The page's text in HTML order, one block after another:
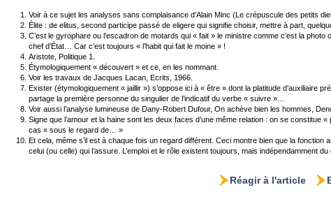
Voir à ce sujet les analyses sans complaisance d’Alain Minc (Le crépuscule des petits
Élite : de elitus, second participe passé de eligere qui signifie choisir, mettre à part,
C’est le gyrophare ou l’escadron de motards qui « fait » le ministre comme c’est la
chef d’État… Car c’est toujours « l’habit qui fait le moine » !
Aristote, Politique 1.
Étymologiquement « découvert » et ce, en les nommant.
Voir les travaux de Jacques Lacan, Ecrits, 1966.
Exister (étymologiquement « jaillir ») s’oppose ici à « être » dont la platitude d’auxiliaire
partage la première personne du singulier de l’indicatif du verbe « suivre »…
Voir aussi l’analyse lumineuse de Dany-Robert Dufour, On achève bien les hommes,
Signe que l’amour et la haine sont les deux faces d’une même relation : on se constitue
cas « sous le regard de… »
Et cela, même s’il est à chaque fois un regard différent. Ceci montre bien que la fonction
celui (ou celle) qui l’assure. L’emploi et le rôle existent toujours, mais indépendamment du
Réagir à l'article